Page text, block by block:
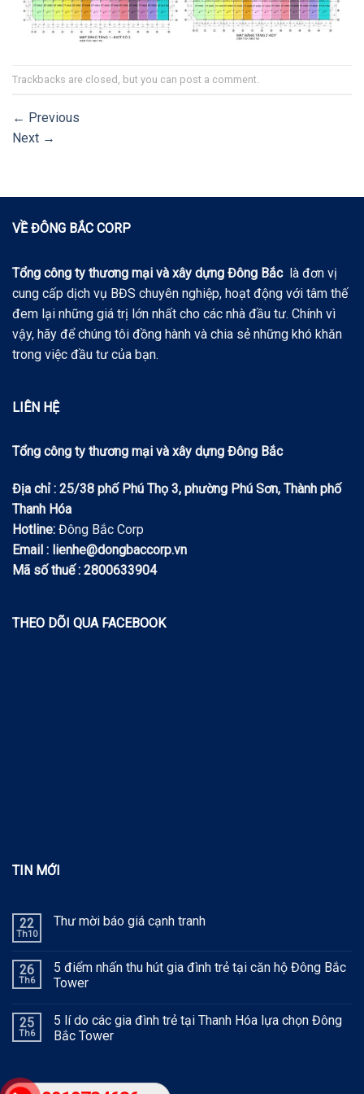
Trackbacks are closed, but you can post a comment
← Previous
Next →
VỀ ĐÔNG BẮC CORP
Tổng công ty thương mại và xây dựng Đông Bắc là đơn vị
cung cấp dịch vụ BĐS chuyên nghiệp, hoạt động với tâm thế
đem lại những giá trị lớn nhất cho các nhà đầu tư. Chính vì
vậy, hãy để chúng tôi đồng hành và chia sẻ những khó khăn
trong việc đầu tư của bạn.
LIÊN HỆ
Tổng công ty thương mại và xây dựng Đông Bắc
Địa chỉ : 25/38 phố Phú Thọ 3, phường Phú Sơn, Thành phố
Thanh Hóa
Hotline: Đông Bắc Corp
Email : lienhe@dongbaccorp.vn
Mã số thuế : 2800633904
THEO DÕI QUA FACEBOOK
TIN MỚI
22
Th10
Thư mời báo giá cạnh tranh
26
Th6
5 điểm nhấn thu hút gia đình trẻ tại căn hộ Đông Bắc
Tower
25
Th6
5 lí do các gia đình trẻ tại Thanh Hóa lựa chọn Đông
Bắc Tower